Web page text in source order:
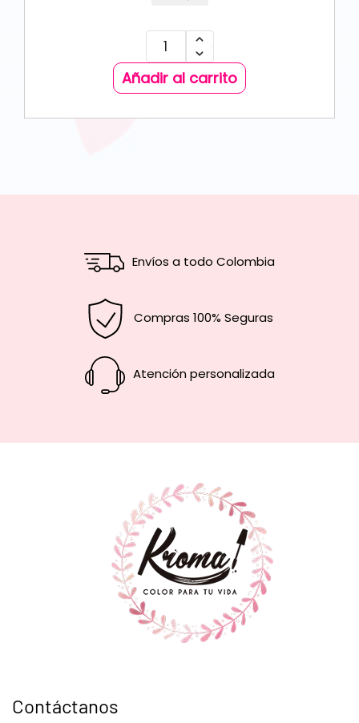
Añadir al carrito
Envíos a todo Colombia
Compras 100% Seguras
Atención personalizada
Contáctanos